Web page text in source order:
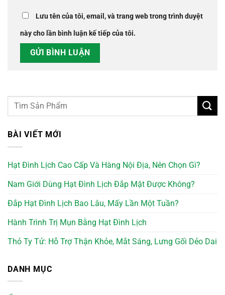
Lưu tên của tôi, email, và trang web trong trình duyệt
này cho lần bình luận kế tiếp của tôi.
BÀI VIẾT MỚI
Hạt Đình Lịch Cao Cấp Và Hàng Nội Địa, Nên Chọn Gì?
Nam Giới Dùng Hạt Đình Lịch Đắp Mặt Được Không?
Đắp Hạt Đình Lịch Bao Lâu, Mấy Lần Một Tuần?
Hành Trình Trị Mụn Bằng Hạt Đình Lịch
Thỏ Ty Tử: Hỗ Trợ Thận Khỏe, Mắt Sáng, Lưng Gối Dẻo Dai
DANH MỤC